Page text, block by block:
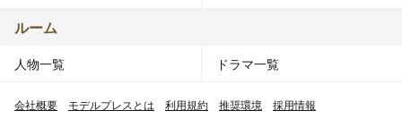
ルーム
人物一覧 ドラマ一覧
会社概要 モデルプレスとは 利用規約 推奨環境 採用情報